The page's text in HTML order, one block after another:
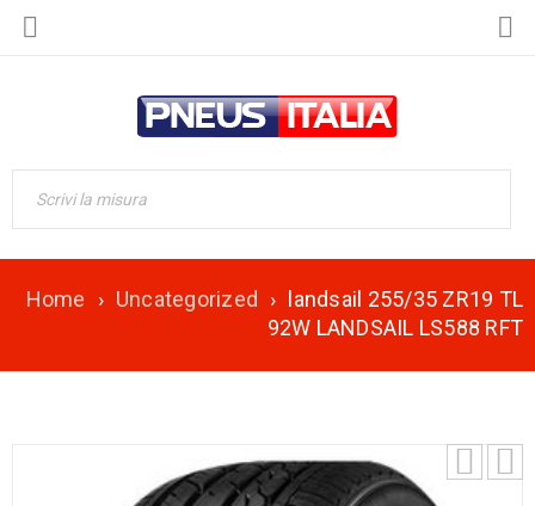
Home › Uncategorized ›
landsail 255/35 ZR19 TL
92W LANDSAIL LS588 RFT